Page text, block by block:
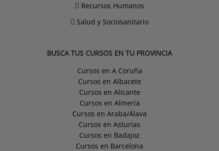
Recursos Humanos
Salud y Sociosanitario
BUSCA TUS CURSOS EN TU PROVINCIA
Cursos en A Coruña
Cursos en Albacete
Cursos en Alicante
Cursos en Almería
Cursos en Araba/Álava
Cursos en Asturias
Cursos en Badajoz
Cursos en Barcelona